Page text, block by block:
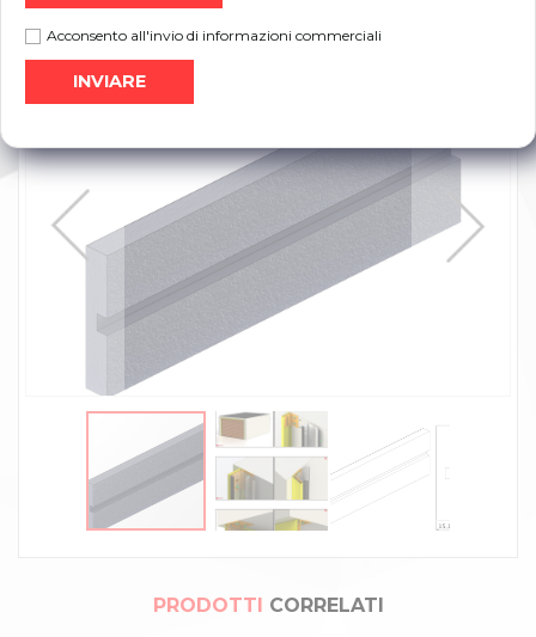
Acconsento all'invio di informazioni commerciali
PRODOTTI CORRELATI